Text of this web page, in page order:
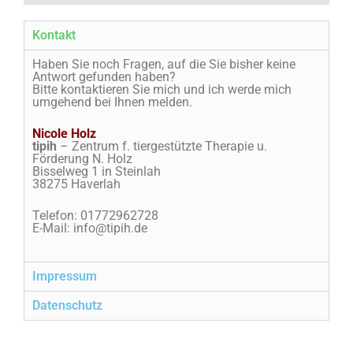
Kontakt
Haben Sie noch Fragen, auf die Sie bisher keine
Antwort gefunden haben?
Bitte kontaktieren Sie mich und ich werde mich
umgehend bei Ihnen melden.
Nicole Holz
tipih – Zentrum f. tiergestützte Therapie u.
Förderung N. Holz
Bisselweg 1 in Steinlah
38275 Haverlah
Telefon: 01772962728
E-Mail: info@tipih.de
Impressum
Datenschutz